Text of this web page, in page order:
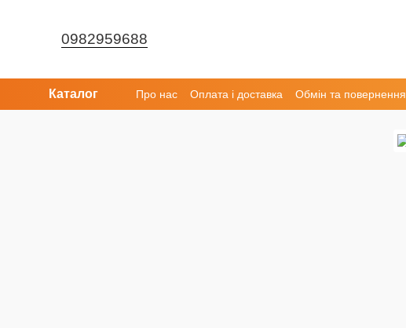
0982959688
Каталог Про нас Оплата і доставка Обмін та повернення